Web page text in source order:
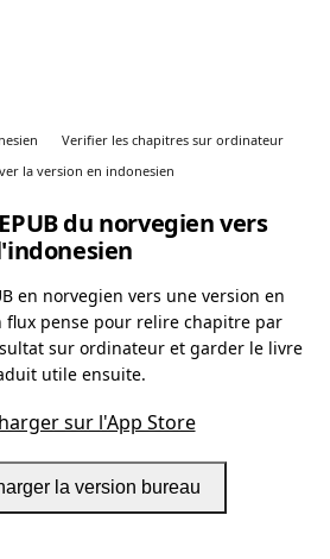
Verifier les chapitres sur ordinateur
la version en indonesien
du norvegien vers
en norvegien vers une version en
flux pense pour relire chapitre par
sur ordinateur et garder le livre
utile ensuite.
sur l'App Store
la version bureau